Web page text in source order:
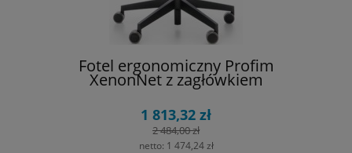
Fotel ergonomiczny Profim
XenonNet z zagłówkiem
1 813,32 zł
2 484,00 zł
netto: 1 474,24 zł